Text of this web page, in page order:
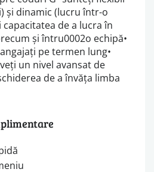
și dinamic (lucru într-o
capacitatea de a lucra în
și întru0002o echipă•
pe termen lung•
un nivel avansat de
de a învăța limba